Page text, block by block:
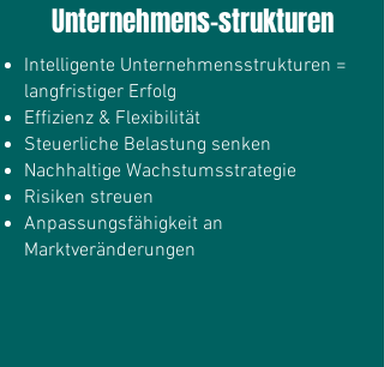
Unternehmens-strukturen
Intelligente Unternehmensstrukturen =
langfristiger Erfolg
Effizienz & Flexibilität
Steuerliche Belastung senken
Nachhaltige Wachstumsstrategie
Risiken streuen
Anpassungsfähigkeit an
Marktveränderungen